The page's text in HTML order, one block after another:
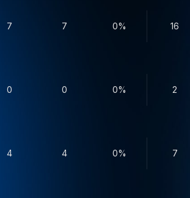
7 7 0% 16
0 0 0% 2
4 4 0% 7